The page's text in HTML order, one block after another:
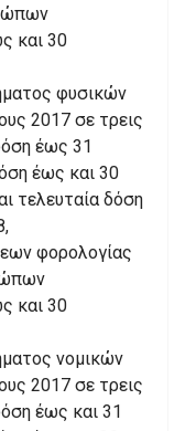
και 30
φυσικών
2017 σε τρεις
έως 31
έως και 30
τελευταία δόση
φορολογίας
και 30
νομικών
2017 σε τρεις
έως και 31